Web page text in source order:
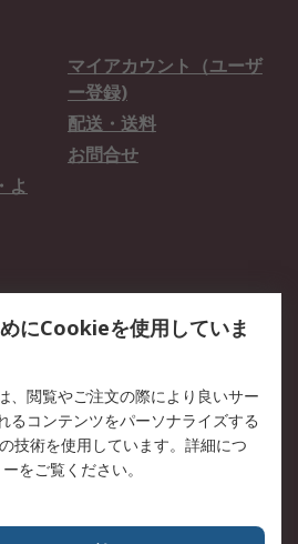
マイアカウント（ユーザ
ー登録)
配送・送料
お問合せ
よ
採用情報
ら
コーポレートサイト
RSの歴史
にCookieを使用していま
、閲覧やご注文の際により良いサー
るコンテンツをパーソナライズする
技術を使用しています。詳細につ
ーをご覧ください。